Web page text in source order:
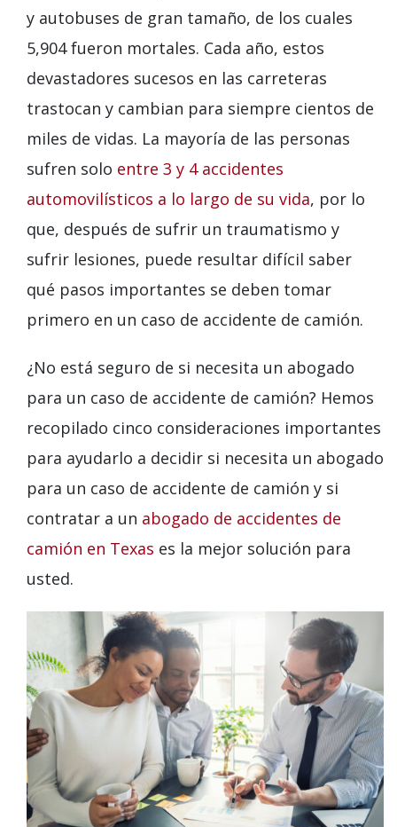
y autobuses de gran tamaño, de los cuales
5,904 fueron mortales. Cada año, estos
devastadores sucesos en las carreteras
trastocan y cambian para siempre cientos de
miles de vidas. La mayoría de las personas
sufren solo entre 3 y 4 accidentes
automovilísticos a lo largo de su vida, por lo
que, después de sufrir un traumatismo y
sufrir lesiones, puede resultar difícil saber
qué pasos importantes se deben tomar
primero en un caso de accidente de camión.
¿No está seguro de si necesita un abogado
para un caso de accidente de camión? Hemos
recopilado cinco consideraciones importantes
para ayudarlo a decidir si necesita un abogado
para un caso de accidente de camión y si
contratar a un abogado de accidentes de
camión en Texas es la mejor solución para
usted.